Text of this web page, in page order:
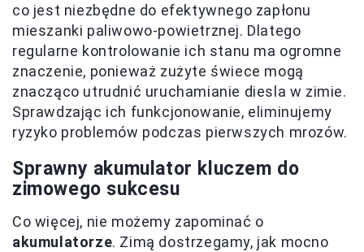
co jest niezbędne do efektywnego zapłonu
mieszanki paliwowo-powietrznej. Dlatego
regularne kontrolowanie ich stanu ma ogromne
znaczenie, ponieważ zużyte świece mogą
znacząco utrudnić uruchamianie diesla w zimie.
Sprawdzając ich funkcjonowanie, eliminujemy
ryzyko problemów podczas pierwszych mrozów.
Sprawny akumulator kluczem do
zimowego sukcesu
Co więcej, nie możemy zapominać o
akumulatorze. Zimą dostrzegamy, jak mocno